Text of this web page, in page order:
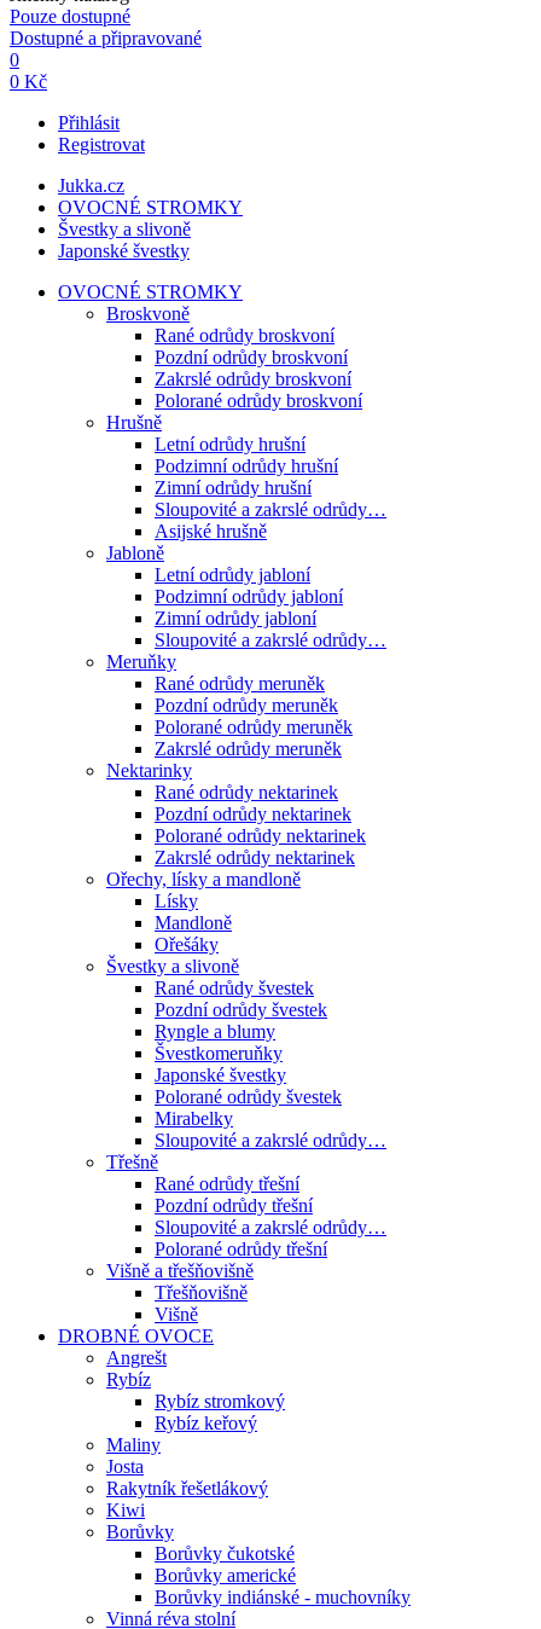
Pouze dostupné
Dostupné a připravované
0
0 Kč
Přihlásit
Registrovat
Jukka.cz
OVOCNÉ STROMKY
Švestky a slivoně
Japonské švestky
OVOCNÉ STROMKY
Broskvoně
Rané odrůdy broskvoní
Pozdní odrůdy broskvoní
Zakrslé odrůdy broskvoní
Polorané odrůdy broskvoní
Hrušně
Letní odrůdy hrušní
Podzimní odrůdy hrušní
Zimní odrůdy hrušní
Sloupovité a zakrslé odrůdy…
Asijské hrušně
Jabloně
Letní odrůdy jabloní
Podzimní odrůdy jabloní
Zimní odrůdy jabloní
Sloupovité a zakrslé odrůdy…
Meruňky
Rané odrůdy meruněk
Pozdní odrůdy meruněk
Polorané odrůdy meruněk
Zakrslé odrůdy meruněk
Nektarinky
Rané odrůdy nektarinek
Pozdní odrůdy nektarinek
Polorané odrůdy nektarinek
Zakrslé odrůdy nektarinek
Ořechy, lísky a mandloně
Lísky
Mandloně
Ořešáky
Švestky a slivoně
Rané odrůdy švestek
Pozdní odrůdy švestek
Ryngle a blumy
Švestkomeruňky
Japonské švestky
Polorané odrůdy švestek
Mirabelky
Sloupovité a zakrslé odrůdy…
Třešně
Rané odrůdy třešní
Pozdní odrůdy třešní
Sloupovité a zakrslé odrůdy…
Polorané odrůdy třešní
Višně a třešňovišně
Třešňovišně
Višně
DROBNÉ OVOCE
Angrešt
Rybíz
Rybíz stromkový
Rybíz keřový
Maliny
Josta
Rakytník řešetlákový
Kiwi
Borůvky
Borůvky čukotské
Borůvky americké
Borůvky indiánské - muchovníky
Vinná réva stolní